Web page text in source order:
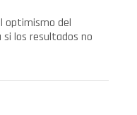
optimismo del
los resultados no